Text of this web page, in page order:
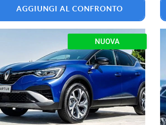
AGGIUNGI AL CONFRONTO
NUOVA